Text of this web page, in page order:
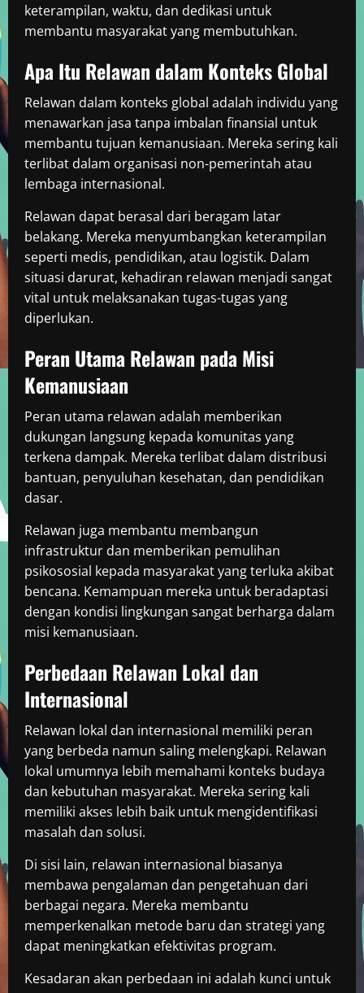
keterampilan, waktu, dan dedikasi untuk
membantu masyarakat yang membutuhkan.
Apa Itu Relawan dalam Konteks Global
Relawan dalam konteks global adalah individu yang
menawarkan jasa tanpa imbalan finansial untuk
membantu tujuan kemanusiaan. Mereka sering kali
terlibat dalam organisasi non-pemerintah atau
lembaga internasional.
Relawan dapat berasal dari beragam latar
belakang. Mereka menyumbangkan keterampilan
seperti medis, pendidikan, atau logistik. Dalam
situasi darurat, kehadiran relawan menjadi sangat
vital untuk melaksanakan tugas-tugas yang
diperlukan.
Peran Utama Relawan pada Misi
Kemanusiaan
Peran utama relawan adalah memberikan
dukungan langsung kepada komunitas yang
terkena dampak. Mereka terlibat dalam distribusi
bantuan, penyuluhan kesehatan, dan pendidikan
dasar.
Relawan juga membantu membangun
infrastruktur dan memberikan pemulihan
psikososial kepada masyarakat yang terluka akibat
bencana. Kemampuan mereka untuk beradaptasi
dengan kondisi lingkungan sangat berharga dalam
misi kemanusiaan.
Perbedaan Relawan Lokal dan
Internasional
Relawan lokal dan internasional memiliki peran
yang berbeda namun saling melengkapi. Relawan
lokal umumnya lebih memahami konteks budaya
dan kebutuhan masyarakat. Mereka sering kali
memiliki akses lebih baik untuk mengidentifikasi
masalah dan solusi.
Di sisi lain, relawan internasional biasanya
membawa pengalaman dan pengetahuan dari
berbagai negara. Mereka membantu
memperkenalkan metode baru dan strategi yang
dapat meningkatkan efektivitas program.
Kesadaran akan perbedaan ini adalah kunci untuk